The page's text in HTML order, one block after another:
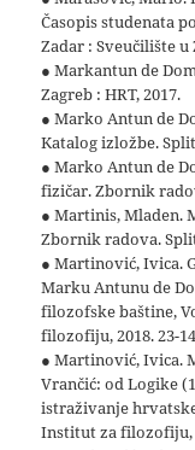
Časopis studenata
Zadar : Sveučilište u
● Markantun de
Zagreb : HRT, 2017.
● Marko Antun de
Katalog izložbe.
● Marko Antun de
fizičar. Zbornik
● Martinis, Mladen.
Zbornik radova.
● Martinović, Ivica.
Marku Antunu de
filozofske baštine,
filozofiju, 2018. 23-
● Martinović, Ivica.
Vrančić: od Logike
istraživanje
Institut za filozofiju,